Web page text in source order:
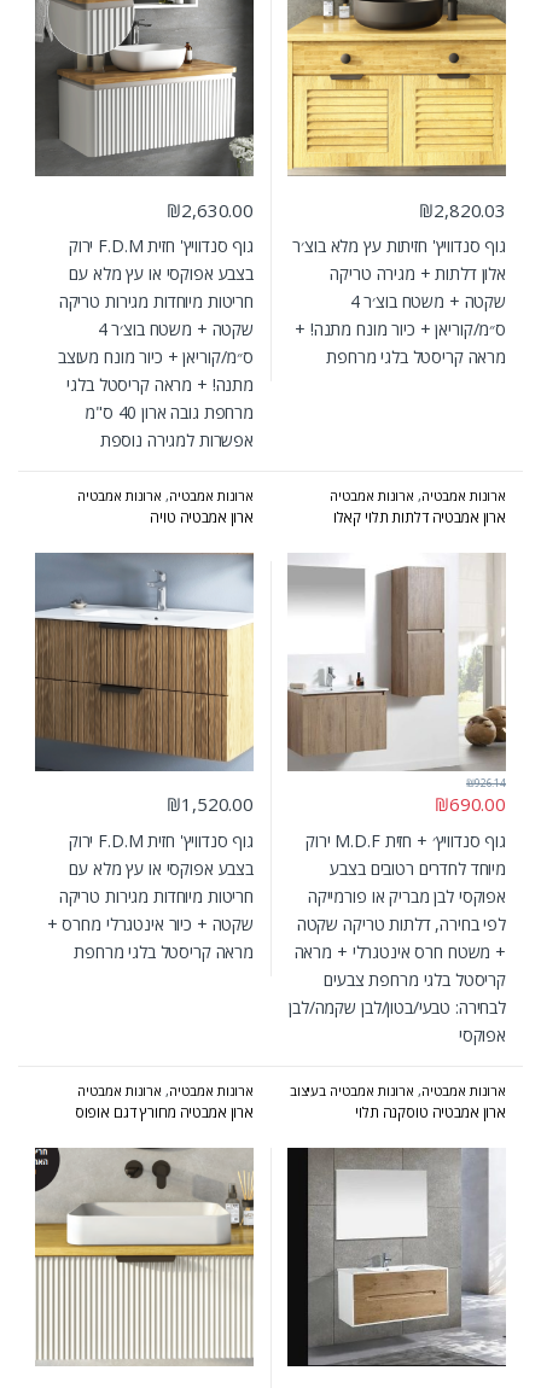
₪2,820.03
גוף סנדוויץ' חזיתות עץ מלא בוצ׳ר
אלון דלתות + מגירה טריקה
שקטה + משטח בוצ׳ר 4
ס״מ/קוריאן + כיור מונח מתנה! +
מראה קריסטל בלגי מרחפת
₪2,630.00
גוף סנדוויץ' חזית F.D.M ירוק
בצבע אפוקסי או עץ מלא עם
חריטות מיוחדות מגירות טריקה
שקטה + משטח בוצ׳ר 4
ס״מ/קוריאן + כיור מונח מעוצב
מתנה! + מראה קריסטל בלגי
מרחפת גובה ארון 40 ס"מ
אפשרות למגירה נוספת
ארונות אמבטיה, ארונות אמבטיה
מעוצבים,ארונות אמבטיה מרחפים
ארונות אמבטיה פורמייקה,המומלצים
ארון אמבטיה דלתות תלוי קאלו
₪690.00
₪926.14
גוף סנדוויץ׳ + חזית M.D.F ירוק
מיוחד לחדרים רטובים בצבע
אפוקסי לבן מבריק או פורמייקה
לפי בחירה, דלתות טריקה שקטה
+ משטח חרס אינטגרלי + מראה
קריסטל בלגי מרחפת צבעים
לבחירה: טבעי/בטון/לבן שקמה/לבן
אפוקסי
ארונות אמבטיה, ארונות אמבטיה
מעוצבים,ארונות אמבטיה מרחפים
ארונות אמבטיה קולקציית 2024-2025
ארון אמבטיה טויה
₪1,520.00
גוף סנדוויץ' חזית F.D.M ירוק
בצבע אפוקסי או עץ מלא עם
חריטות מיוחדות מגירות טריקה
שקטה + כיור אינטגרלי מחרס +
מראה קריסטל בלגי מרחפת
ארונות אמבטיה, ארונות אמבטיה בעיצוב
ארונות אמבטיה מעוצבים
ארונות אמבטיה מרחפים,ארונותארון אמבטיה טוסקנה תלוי
ארונות אמבטיה, ארונות אמבטיה
ארונות אמבטיה קולקציית 2024-2025
ארון אמבטיה מחורץ דגם אופוס